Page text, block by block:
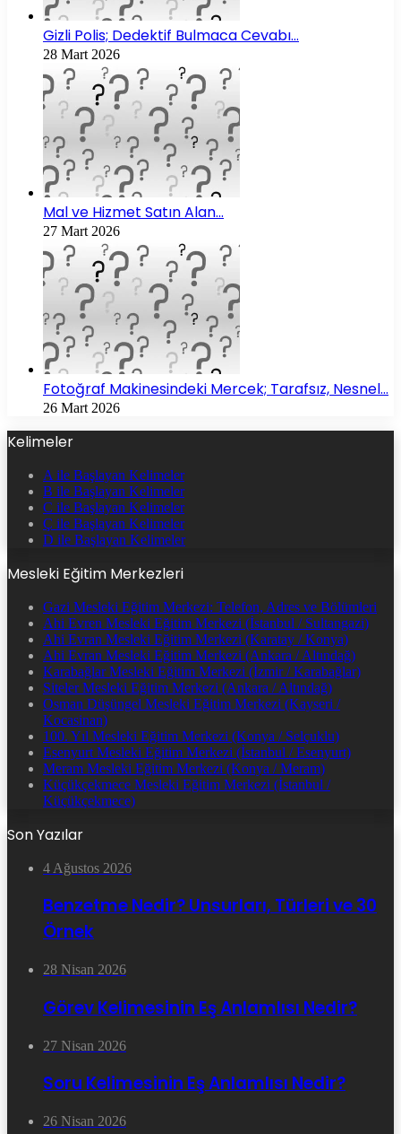
Gizli Polis; Dedektif Bulmaca Cevabı…
28 Mart 2026
Mal ve Hizmet Satın Alan…
27 Mart 2026
Fotoğraf Makinesindeki Mercek; Tarafsız, Nesnel…
26 Mart 2026
Kelimeler
A ile Başlayan Kelimeler
B ile Başlayan Kelimeler
C ile Başlayan Kelimeler
Ç ile Başlayan Kelimeler
D ile Başlayan Kelimeler
Mesleki Eğitim Merkezleri
Gazi Mesleki Eğitim Merkezi: Telefon, Adres ve Bölümleri
Ahi Evren Mesleki Eğitim Merkezi (İstanbul / Sultangazi)
Ahi Evran Mesleki Eğitim Merkezi (Karatay / Konya)
Ahi Evran Mesleki Eğitim Merkezi (Ankara / Altındağ)
Karabağlar Mesleki Eğitim Merkezi (İzmir / Karabağlar)
Siteler Mesleki Eğitim Merkezi (Ankara / Altındağ)
Osman Düşüngel Mesleki Eğitim Merkezi (Kayseri /
Kocasinan)
100. Yıl Mesleki Eğitim Merkezi (Konya / Selçuklu)
Esenyurt Mesleki Eğitim Merkezi (İstanbul / Esenyurt)
Meram Mesleki Eğitim Merkezi (Konya / Meram)
Küçükçekmece Mesleki Eğitim Merkezi (İstanbul /
Küçükçekmece)
Son Yazılar
4 Ağustos 2026
Benzetme Nedir? Unsurları, Türleri ve 30
Örnek
28 Nisan 2026
Görev Kelimesinin Eş Anlamlısı Nedir?
27 Nisan 2026
Soru Kelimesinin Eş Anlamlısı Nedir?
26 Nisan 2026